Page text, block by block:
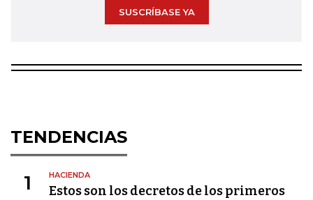
SUSCRÍBASE YA
TENDENCIAS
1 HACIENDA
Estos son los decretos de los primeros